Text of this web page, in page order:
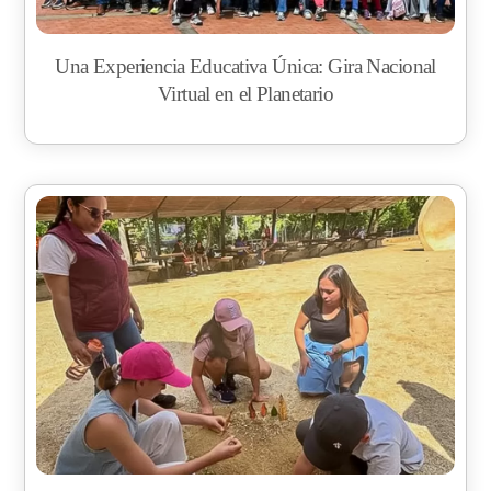
Una Experiencia Educativa Única: Gira Nacional
Virtual en el Planetario